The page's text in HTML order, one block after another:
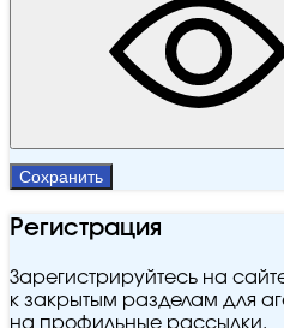
Сохранить
Регистрация
Зарегистрируйтесь на
к закрытым разделам для
на профильные рассылки.